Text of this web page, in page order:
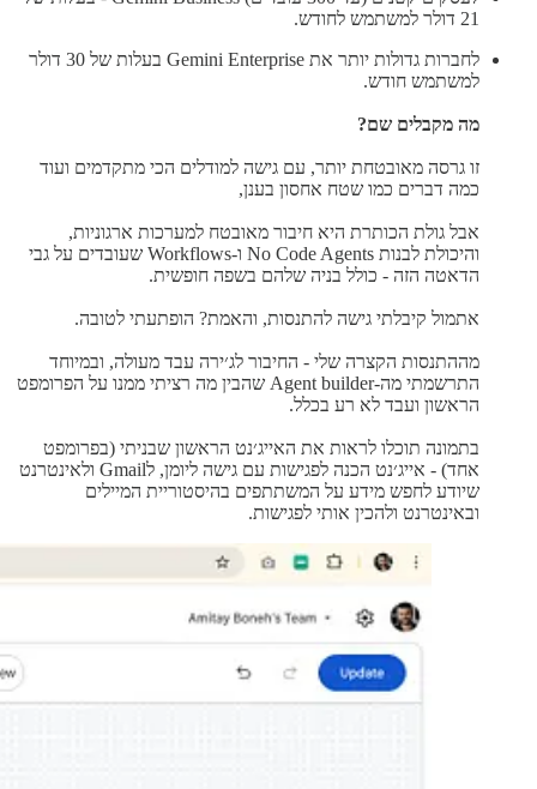
21 דולר למשתמש לחודש.
לחברות גדולות יותר את Gemini Enterprise בעלות של 30 דולר
למשתמש חודש.
מה מקבלים שם?
זו גרסה מאובטחת יותר, עם גישה למודלים הכי מתקדמים ועוד
כמה דברים כמו שטח אחסון בענן,
אבל גולת הכותרת היא חיבור מאובטח למערכות ארגוניות,
והיכולת לבנות No Code Agents ו-Workflows שעובדים על גבי
הדאטה הזה - כולל בניה שלהם בשפה חופשית.
אתמול קיבלתי גישה להתנסות, והאמת? הופתעתי לטובה.
מההתנסות הקצרה שלי - החיבור לג׳ירה עבד מעולה, ובמיוחד
התרשמתי מה-Agent builder שהבין מה רציתי ממנו על הפרומפט
הראשון ועבד לא רע בכלל.
בתמונה תוכלו לראות את האייג׳נט הראשון שבניתי (בפרומפט
אחד) - אייג׳נט הכנה לפגישות עם גישה ליומן, לGmail ולאינטרנט
שיודע לחפש מידע על המשתתפים בהיסטוריית המיילים
ובאינטרנט ולהכין אותי לפגישות.